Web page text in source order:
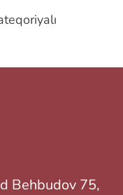
Behbudov 75,